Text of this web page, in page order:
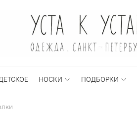
НОСКИ ПОДБОРКИ